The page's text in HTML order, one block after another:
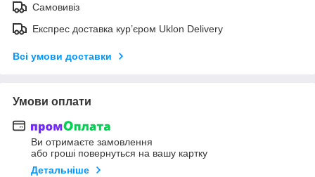
Самовивіз
Експрес доставка кур’єром Uklon Delivery
Всі умови доставки
Умови оплати
Ви отримаєте замовлення
або гроші повернуться на вашу картку
Детальніше